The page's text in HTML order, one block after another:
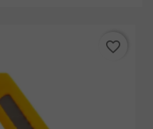
favorite_border